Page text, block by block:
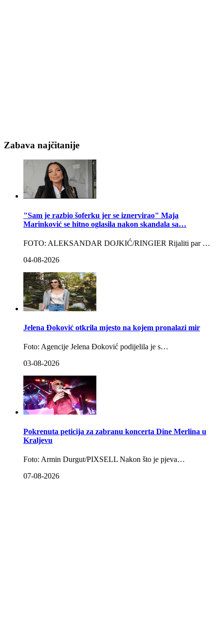
Zabava najčitanije
"Sam je razbio šoferku jer se iznervirao" Maja
Marinković se hitno oglasila nakon skandala sa…
FOTO: ALEKSANDAR DOJKIĆ/RINGIER Rijaliti par …
04-08-2026
Jelena Đoković otkrila mjesto na kojem pronalazi mir
Foto: Agencije Jelena Đoković podijelila je s…
03-08-2026
Pokrenuta peticija za zabranu koncerta Dine Merlina u
Kraljevu
Foto: Armin Durgut/PIXSELL Nakon što je pjeva…
07-08-2026